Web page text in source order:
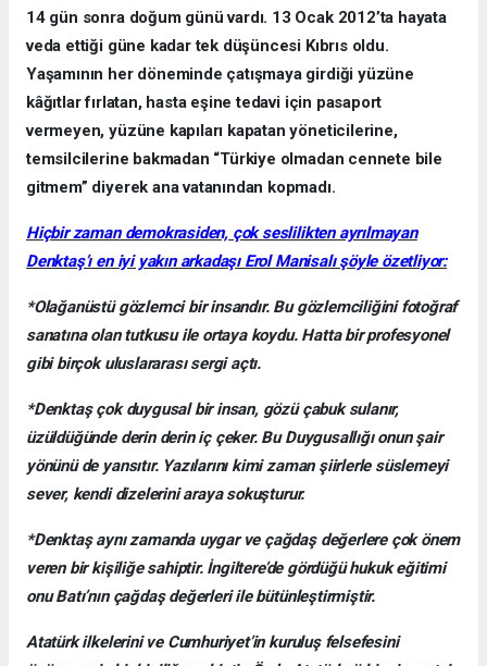
14 gün sonra doğum günü vardı. 13 Ocak 2012’ta hayata
veda ettiği güne kadar tek düşüncesi Kıbrıs oldu.
Yaşamının her döneminde çatışmaya girdiği yüzüne
kâğıtlar fırlatan, hasta eşine tedavi için pasaport
vermeyen, yüzüne kapıları kapatan yöneticilerine,
temsilcilerine bakmadan “Türkiye olmadan cennete bile
gitmem” diyerek ana vatanından kopmadı.
Hiçbir zaman demokrasiden, çok seslilikten ayrılmayan
Denktaş’ı en iyi yakın arkadaşı Erol Manisalı şöyle özetliyor:
*Olağanüstü gözlemci bir insandır. Bu gözlemciliğini fotoğraf
sanatına olan tutkusu ile ortaya koydu. Hatta bir profesyonel
gibi birçok uluslararası sergi açtı.
*Denktaş çok duygusal bir insan, gözü çabuk sulanır,
üzüldüğünde derin derin iç çeker. Bu Duygusallığı onun şair
yönünü de yansıtır. Yazılarını kimi zaman şiirlerle süslemeyi
sever, kendi dizelerini araya sokuşturur.
*Denktaş aynı zamanda uygar ve çağdaş değerlere çok önem
veren bir kişiliğe sahiptir. İngiltere’de gördüğü hukuk eğitimi
onu Batı’nın çağdaş değerleri ile bütünleştirmiştir.
Atatürk ilkelerini ve Cumhuriyet’in kuruluş felsefesini